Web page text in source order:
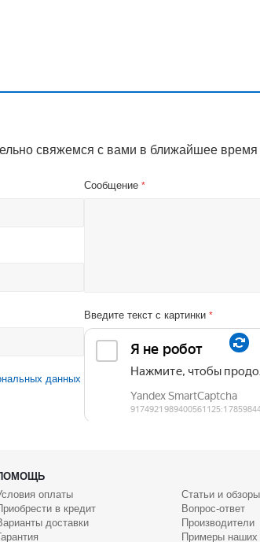
свяжемся с вами в ближайшее время
Сообщение *
Введите текст с картинки *
данных
оплаты
в кредит
доставки
Статьи и обзоры
Вопрос-ответ
Производители
Примеры наших